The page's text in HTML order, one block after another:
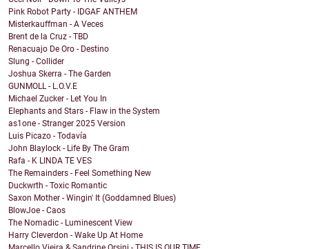
Pink Robot Party - IDGAF ANTHEM
Misterkauffman - A Veces
Brent de la Cruz - TBD
Renacuajo De Oro - Destino
Slung - Collider
Joshua Skerra - The Garden
GUNMOLL - L.O.V.E
Michael Zucker - Let You In
Elephants and Stars - Flaw in the System
as1one - Stranger 2025 Version
Luis Picazo - Todavía
John Blaylock - Life By The Gram
Rafa - K LINDA TE VES
The Remainders - Feel Something New
Duckwrth - Toxic Romantic
Saxon Mother - Wingin' It (Goddamned Blues)
BlowJoe - Caos
The Nomadic - Luminescent View
Harry Cleverdon - Wake Up At Home